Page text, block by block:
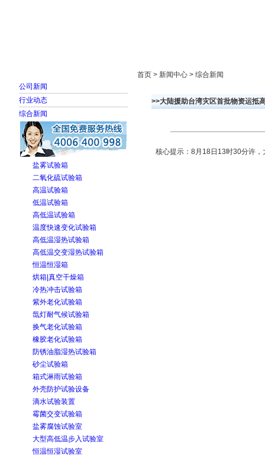
公司新闻
行业动态
综合新闻
盐雾试验箱
二氧化硫试验箱
高温试验箱
低温试验箱
高低温试验箱
温度快速变化试验箱
高低温湿热试验箱
高低温交变湿热试验箱
恒温恒湿箱
烘箱|真空干燥箱
冷热冲击试验箱
紫外老化试验箱
氙灯耐气候试验箱
换气老化试验箱
橡胶老化试验箱
防锈油脂湿热试验箱
砂尘试验箱
箱式淋雨试验箱
外壳防护试验设备
滴水试验装置
霉菌交变试验箱
盐雾腐蚀试验室
大型高低温步入试验室
恒温恒湿试验室
首页 > 新闻中心 > 综合新闻
>>大陆援助台湾灾区首批物资运抵
核心提示：8月18日13时30分许